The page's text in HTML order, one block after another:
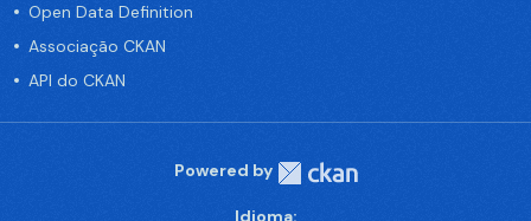
Open Data Definition
Associação CKAN
API do CKAN
Powered by
Idioma